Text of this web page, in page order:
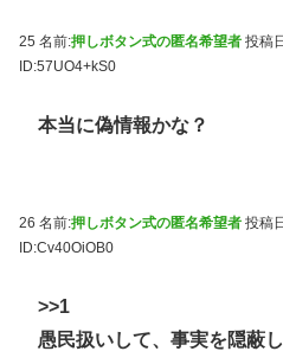
25 名前:押しボタン式の匿名希望者 投稿
ID:57UO4+kS0
本当に偽情報かな？
26 名前:押しボタン式の匿名希望者 投稿
ID:Cv40OiOB0
>>1
愚民扱いして、事実を隠蔽